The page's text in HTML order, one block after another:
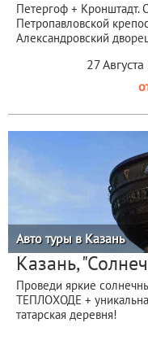
Петергоф + Кронштадт.
Петропавловской
Александровский
27
Авто туры в Казань
Казань,
Проведи яркие
ТЕПЛОХОДЕ +
татарская деревня!